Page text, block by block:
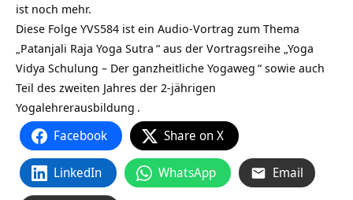
ist noch mehr.
Diese Folge YVS584 ist ein Audio-Vortrag zum Thema
„Patanjali Raja Yoga Sutra “ aus der Vortragsreihe „Yoga
Vidya Schulung – Der ganzheitliche Yogaweg “ sowie auch
Teil des zweiten Jahres der 2-jährigen
Yogalehrerausbildung .
Facebook Share on X
LinkedIn WhatsApp Email